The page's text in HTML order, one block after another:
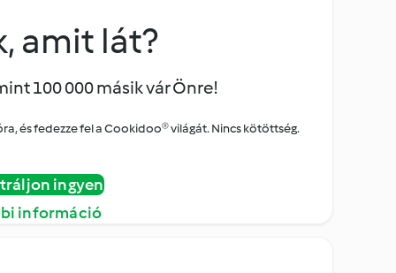
amit lát?
100 000 másik vár Önre!
és fedezze fel a Cookidoo® világát. Nincs kötöttség.
ingyen
információ